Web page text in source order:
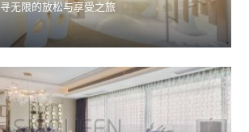
无限的放松与享受之旅